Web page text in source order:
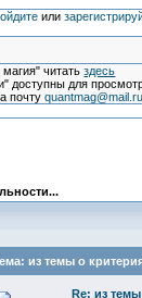
или
магия" читатьздесь
доступны для
почтуquantmag@mail.ru
из темы о
Re: из